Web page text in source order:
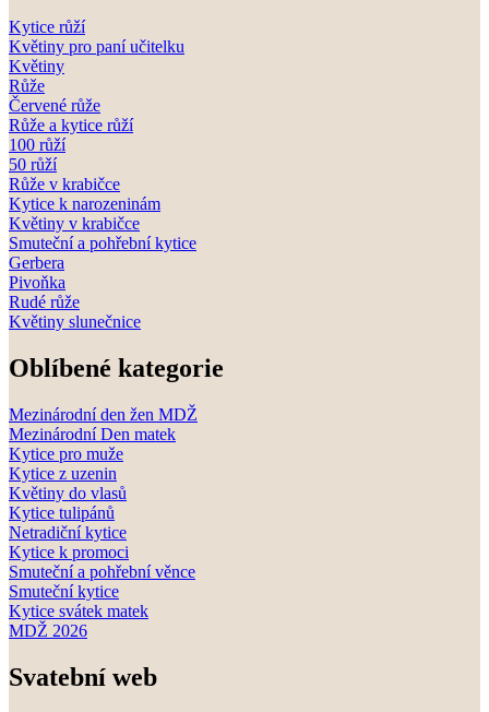
Kytice růží
Květiny pro paní učitelku
Květiny
Růže
Červené růže
Růže a kytice růží
100 růží
50 růží
Růže v krabičce
Kytice k narozeninám
Květiny v krabičce
Smuteční a pohřební kytice
Gerbera
Pivoňka
Rudé růže
Květiny slunečnice
Oblíbené kategorie
Mezinárodní den žen MDŽ
Mezinárodní Den matek
Kytice pro muže
Kytice z uzenin
Květiny do vlasů
Kytice tulipánů
Netradiční kytice
Kytice k promoci
Smuteční a pohřební věnce
Smuteční kytice
Kytice svátek matek
MDŽ 2026
Svatební web